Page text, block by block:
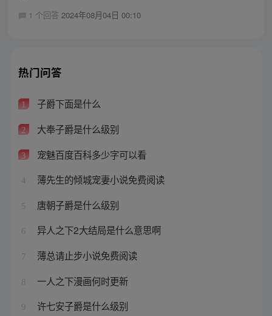
1 个回答 2024年08月04日 00:10
热门问答
1 子爵下面是什么
2 大奉子爵是什么级别
3 宠魅百度百科多少字可以看
4 薄先生的倾城宠妻小说免费阅读
5 唐朝子爵是什么级别
6 异人之下2大结局是什么意思啊
7 薄总请止步小说免费阅读
8 一人之下漫画何时更新
9 许七安子爵是什么级别